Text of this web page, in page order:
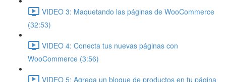
VIDEO 3: Maquetando las páginas de WooCommerce
(32:53)
VIDEO 4: Conecta tus nuevas páginas con
WooCommerce (3:56)
VIDEO 5: Agrega un bloque de productos en tu página